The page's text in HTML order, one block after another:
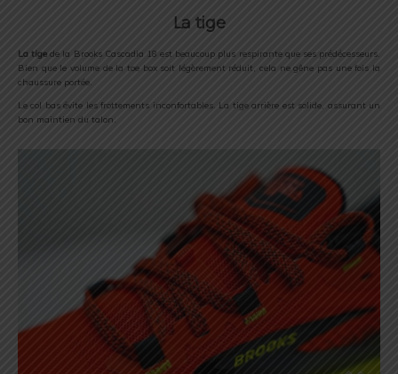
La tige
La tige de la Brooks Cascadia 18 est beaucoup plus respirante que ses prédécesseurs.
Bien que le volume de la toe box soit légèrement réduit, cela ne gêne pas une fois la
chaussure portée.
Le col bas évite les frottements inconfortables. La tige arrière est solide, assurant un
bon maintien du talon.